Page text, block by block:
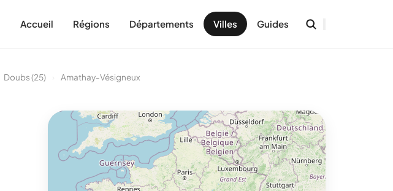
Accueil Régions Départements Villes Guides
Doubs (25) Amathay-Vésigneux